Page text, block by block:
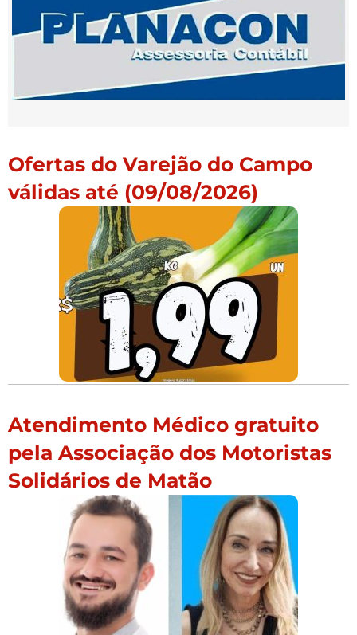
Ofertas do Varejão do Campo
válidas até (09/08/2026)
Atendimento Médico gratuito
pela Associação dos Motoristas
Solidários de Matão